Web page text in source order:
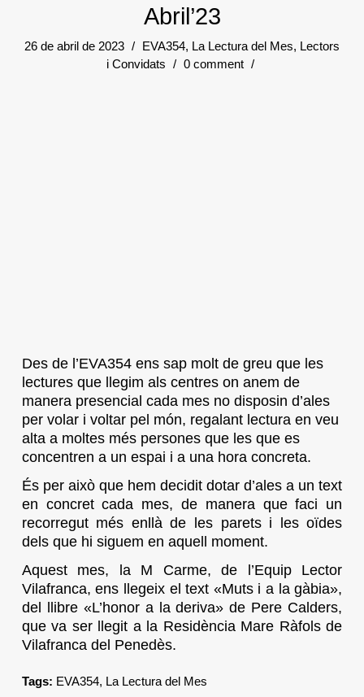
Abril’23
26 de abril de 2023 / EVA354, La Lectura del Mes, Lectors
i Convidats / 0 comment /
Des de l’EVA354 ens sap molt de greu que les
lectures que llegim als centres on anem de
manera presencial cada mes no disposin d’ales
per volar i voltar pel món, regalant lectura en veu
alta a moltes més persones que les que es
concentren a un espai i a una hora concreta.
És per això que hem decidit dotar d’ales a un text
en concret cada mes, de manera que faci un
recorregut més enllà de les parets i les oïdes
dels que hi siguem en aquell moment.
Aquest mes, la M Carme, de l’Equip Lector
Vilafranca, ens llegeix el text «Muts i a la gàbia»,
del llibre «L’honor a la deriva» de Pere Calders,
que va ser llegit a la Residència Mare Ràfols de
Vilafranca del Penedès.
Tags: EVA354, La Lectura del Mes